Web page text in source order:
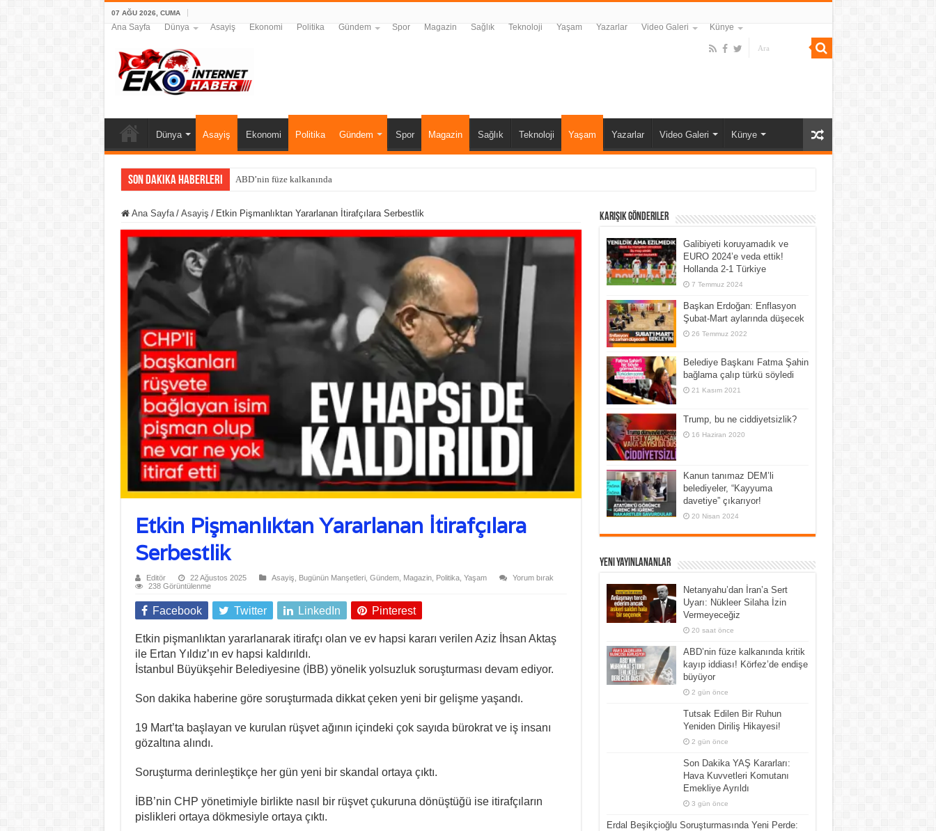
07 AĞU 2026, CUMA
Ana Sayfa Dünya Asayiş Ekonomi Politika Gündem Spor Magazin Sağlık Teknoloji Yaşam Yazarlar Video Galeri Künye
Dünya Asayiş Ekonomi Politika Gündem Spor Magazin Sağlık Teknoloji Yaşam Yazarlar Video Galeri Künye
Son Dakika Haberleri ABD’nin füze kalkanında kritik kayıp iddiası! Körfez’de endişe
Ana Sayfa / Asayiş / Etkin Pişmanlıktan Yararlanan İtirafçılara Serbestlik
Etkin Pişmanlıktan Yararlanan İtirafçılara
Serbestlik
Editör 22 Ağustos 2025 Asayiş Bugünün Manşetleri, Gündem, Magazin, Politika, Yaşam
Yorum bırak
238 Görüntülenme
Facebook Twitter LinkedIn Pinterest
Etkin pişmanlıktan yararlanarak itirafçı olan ve ev hapsi kararı verilen Aziz İhsan Aktaş
ile Ertan Yıldız’ın ev hapsi kaldırıldı.
İstanbul Büyükşehir Belediyesine (İBB) yönelik yolsuzluk soruşturması devam ediyor.
Son dakika haberine göre soruşturmada dikkat çeken yeni bir gelişme yaşandı.
19 Mart’ta başlayan ve kurulan rüşvet ağının içindeki çok sayıda bürokrat ve iş insanı
gözaltına alındı.
Soruşturma derinleştikçe her gün yeni bir skandal ortaya çıktı.
İBB’nin CHP yönetimiyle birlikte nasıl bir rüşvet çukuruna dönüştüğü ise itirafçıların
pislikleri ortaya dökmesiyle ortaya çıktı.
Karışık Gönderiler
Galibiyeti koruyamadık ve
EURO 2024’e veda ettik!
Hollanda 2-1 Türkiye
7 Temmuz 2024
Başkan Erdoğan: Enflasyon
Şubat-Mart aylarında düşecek
26 Temmuz 2022
Belediye Başkanı Fatma Şahin
bağlama çalıp türkü söyledi
21 Kasım 2021
Trump, bu ne ciddiyetsizlik?
16 Haziran 2020
Kanun tanımaz DEM’li
belediyeler, “Kayyuma
davetiye” çıkarıyor!
20 Nisan 2024
Yeni Yayınlananlar
Netanyahu’dan İran’a Sert
Uyarı: Nükleer Silaha İzin
Vermeyeceğiz
20 saat önce
ABD’nin füze kalkanında kritik
kayıp iddiası! Körfez’de endişe
büyüyor
2 gün önce
Tutsak Edilen Bir Ruhun
Yeniden Diriliş Hikayesi!
2 gün önce
Son Dakika YAŞ Kararları:
Hava Kuvvetleri Komutanı
Emekliye Ayrıldı
3 gün önce
Erdal Beşikçioğlu Soruşturmasında Yeni Perde: